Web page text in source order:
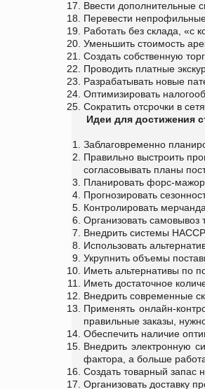
Ввести дополнительные
Перевести
Работать без склада, «с
Уменьшить стоимость
Создать собственную
Проводить платные
Разрабатывать новые
Оптимизировать
Сократить отсрочки в
Идеи для достижения
Заблаговременно
Правильно выстроить
согласовывать планы
Планировать форс-
Прогнозировать
Контролировать
Организовать самовывоз
Внедрить системы
Использовать
Укрупнить объемы
Иметь альтернативы по
Иметь достаточное
Внедрить современные
Применять онлайн-
правильные заказы,
Обеспечить наличие
Внедрить электронную
фактора, а больше
Создать товарный запас
Организовать доставку